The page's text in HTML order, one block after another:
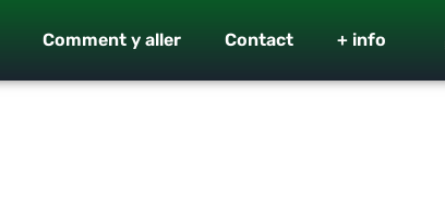
Comment y aller Contact + info